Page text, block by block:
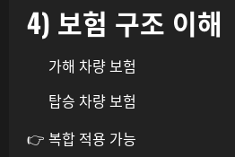
4) 보험 구조 이해
가해 차량 보험
탑승 차량 보험
👉 복합 적용 가능